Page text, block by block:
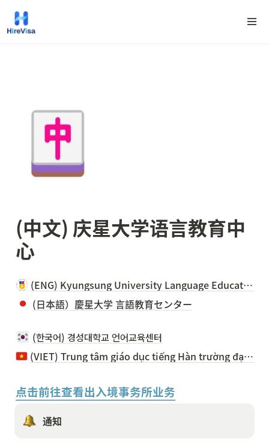
(中文) 庆星大学语言教育中
心
(ENG) Kyungsung University Language Education Center
(日本語）慶星大学 言語教育センター
(한국어) 경성대학교 언어교육센터
(VIET) Trung tâm giáo dục tiếng Hàn trường đại học Kyungsung
点击前往查看出入境事务所业务
通知